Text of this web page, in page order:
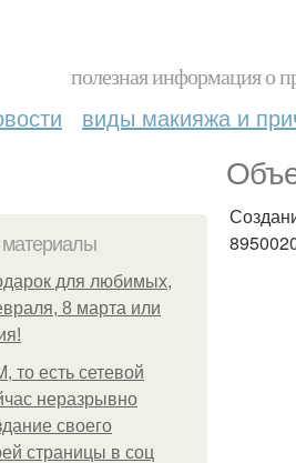
полезная информация о
виды макияжа и
для любимых,
8 марта или
то есть сетевой
неразрывно
своего
страницы в соц